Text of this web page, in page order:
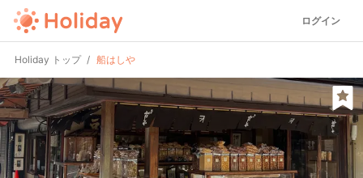
ログイン
Holiday トップ 船はしや